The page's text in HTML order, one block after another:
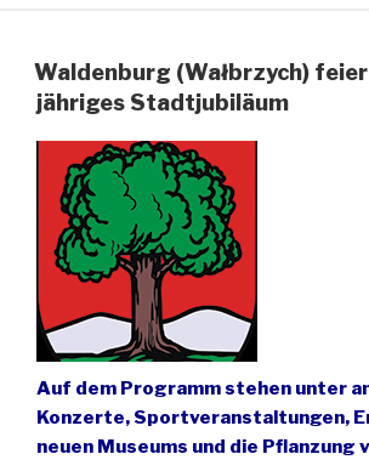
Waldenburg (Wałbrzych)
jähriges Stadtjubiläum
Auf dem Programm stehen unter
Konzerte, Sportveranstaltungen,
neuen Museums und die Pflanzung